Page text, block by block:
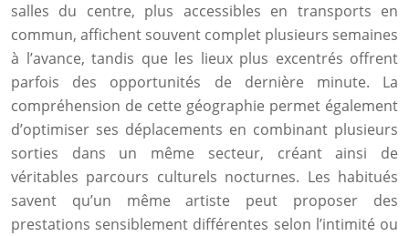
salles du centre, plus accessibles en transports en
commun, affichent souvent complet plusieurs semaines
à l’avance, tandis que les lieux plus excentrés offrent
parfois des opportunités de dernière minute. La
compréhension de cette géographie permet également
d’optimiser ses déplacements en combinant plusieurs
sorties dans un même secteur, créant ainsi de
véritables parcours culturels nocturnes. Les habitués
savent qu’un même artiste peut proposer des
prestations sensiblement différentes selon l’intimité ou